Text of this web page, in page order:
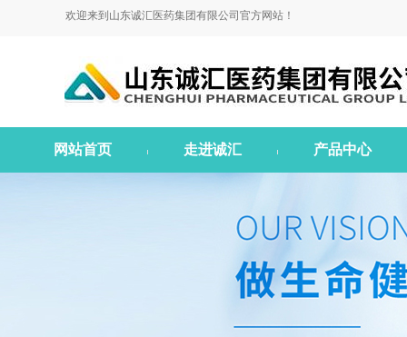
欢迎来到山东诚汇医药集团有限公司官方网站！
网站首页 走进诚汇 产品中心